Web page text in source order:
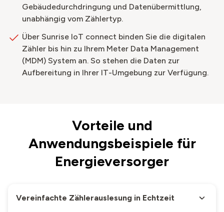
Gebäudedurchdringung und Datenübermittlung,
unabhängig vom Zählertyp.​
Über Sunrise IoT connect binden Sie die digitalen
Zähler bis hin zu Ihrem Meter Data Management
(MDM) System an. So stehen die Daten zur
Aufbereitung in Ihrer IT-Umgebung zur Verfügung.​
Vorteile und
Anwendungsbeispiele für
Energieversorger
Vereinfachte Zählerauslesung in Echtzeit​